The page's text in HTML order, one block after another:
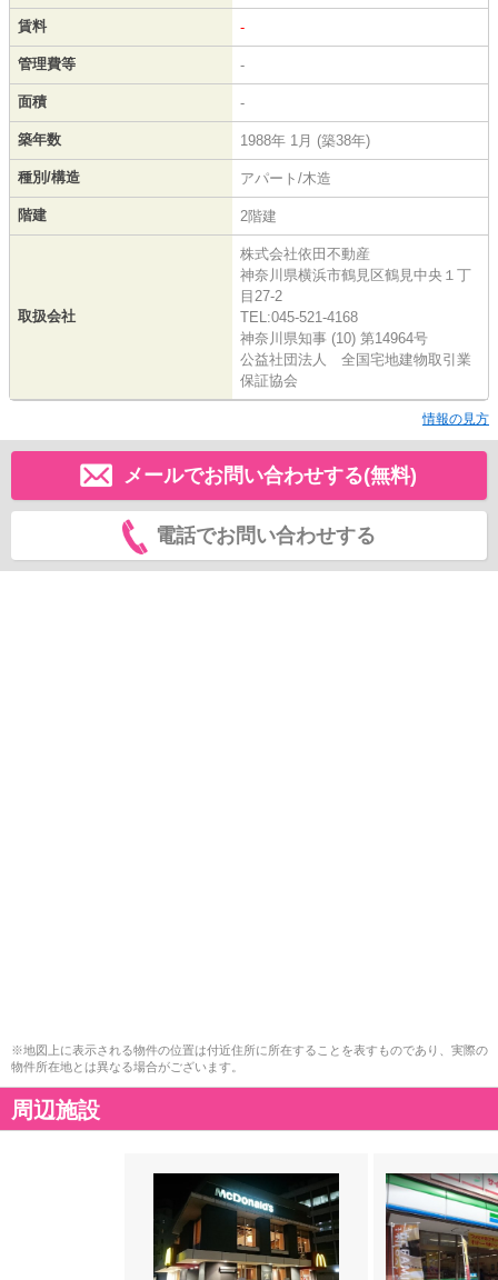
賃料 -
管理費等 -
面積 -
築年数 1988年 1月 (築38年)
種別/構造 アパート/木造
階建 2階建
取扱会社
株式会社依田不動産
神奈川県横浜市鶴見区鶴見中央１丁
目27-2
TEL:045-521-4168
神奈川県知事 (10) 第14964号
公益社団法人 全国宅地建物取引業
保証協会
情報の見方
メールでお問い合わせする(無料)
電話でお問い合わせする
※地図上に表示される物件の位置は付近住所に所在することを表すものであり、実際の
物件所在地とは異なる場合がございます。
周辺施設